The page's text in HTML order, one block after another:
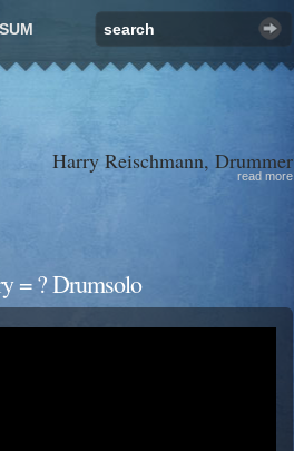
Harry Reischmann, Drummer
read more
= ? Drumsolo